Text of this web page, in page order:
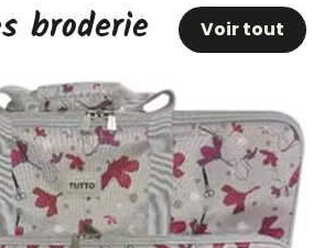
broderie Voir tout